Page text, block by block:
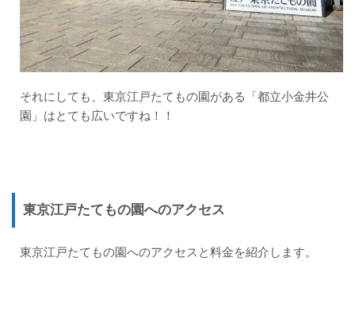
それにしても、 東京江戸たてもの園がある「都立小金井公
園」はとても広いですね ！！
東京江戸たてもの園へのアクセス
東京江戸たてもの園へのアクセスと料金を紹介します。